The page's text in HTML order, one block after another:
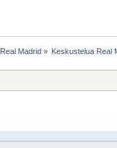
Real Madrid» Keskustelua Real